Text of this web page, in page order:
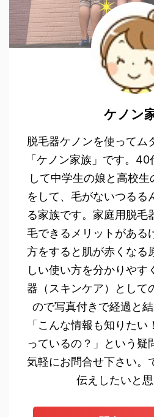
ケノン
脱毛器ケノンを使ってム
「ケノン家族」です。
して中学生の娘と高校
をして、毛がないつるる
る家族です。家庭用脱毛
毛できるメリットがある
方をすると肌が赤くなる
しい使い方を分かりやす
器（スキンケア）として
ので写真付きで経過と結
「こんな情報も知りた
っているの？」という疑
気軽にお問合せ下さい。
伝えしたいと思